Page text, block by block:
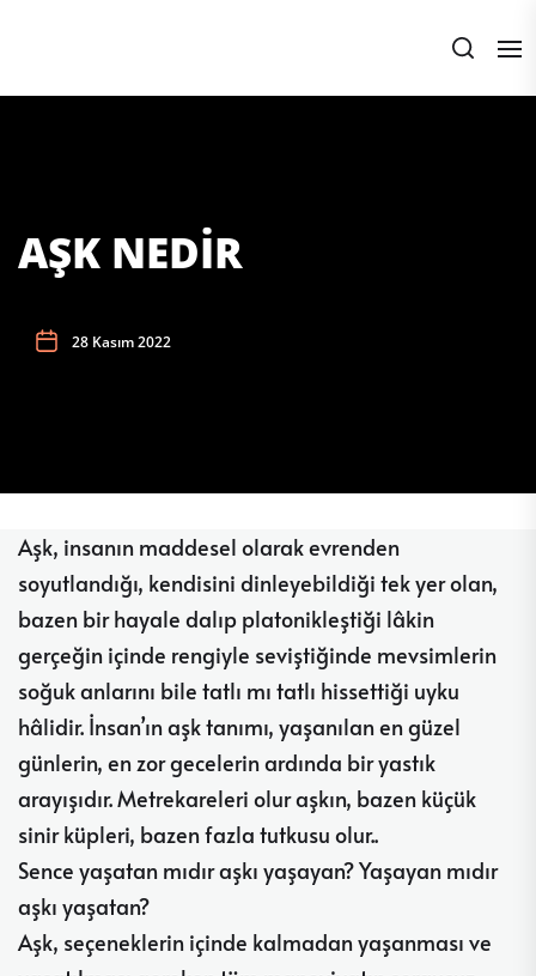
content
AŞK NEDİR
28 Kasım 2022
Aşk, insanın maddesel olarak evrenden
soyutlandığı, kendisini dinleyebildiği tek yer olan,
bazen bir hayale dalıp platonikleştiği lâkin
gerçeğin içinde rengiyle seviştiğinde mevsimlerin
soğuk anlarını bile tatlı mı tatlı hissettiği uyku
hâlidir. İnsan’ın aşk tanımı, yaşanılan en güzel
günlerin, en zor gecelerin ardında bir yastık
arayışıdır. Metrekareleri olur aşkın, bazen küçük
sinir küpleri, bazen fazla tutkusu olur..
Sence yaşatan mıdır aşkı yaşayan? Yaşayan mıdır
aşkı yaşatan?
Aşk, seçeneklerin içinde kalmadan yaşanması ve